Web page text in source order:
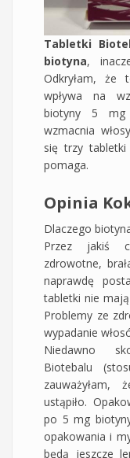
Tabletki
biotyna,
Odkryłam, że
wpływa na
biotyny 5 mg
wzmacnia
się trzy
pomaga.
Opinia
Dlaczego
Przez jakiś
zdrowotne,
naprawdę
tabletki nie
Problemy ze
wypadanie
Niedawno
Biotebalu
ustąpiło.
po 5 mg
opakowania i
będą jeszcze